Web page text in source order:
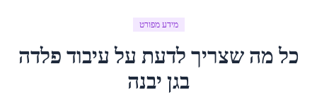
מידע מפורט
כל מה שצריך לדעת עלעיבוד פלדה
בגן יבנה